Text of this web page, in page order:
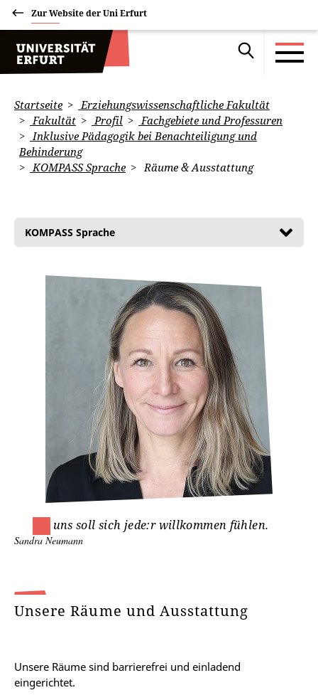
Zur Website der Uni Erfurt
Startseite
Erziehungswissenschaftliche Fakultät
Fakultät
Profil
Fachgebiete und Professuren
Inklusive Pädagogik bei Benachteiligung und
Behinderung
KOMPASS Sprache
Räume & Ausstattung
KOMPASS Sprache
Bei uns soll sich jede:r willkommen fühlen.
Sandra Neumann
Unsere Räume und Ausstattung
Unsere Räume sind barrierefrei und einladend
eingerichtet.